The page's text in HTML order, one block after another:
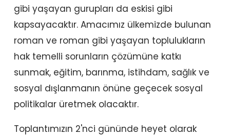
gibi yaşayan gurupları da eskisi gibi
kapsayacaktır. Amacımız ülkemizde bulunan
roman ve roman gibi yaşayan toplulukların
hak temelli sorunların çözümüne katkı
sunmak, eğitim, barınma, istihdam, sağlık ve
sosyal dışlanmanın önüne geçecek sosyal
politikalar üretmek olacaktır.
Toplantımızın 2'nci gününde heyet olarak